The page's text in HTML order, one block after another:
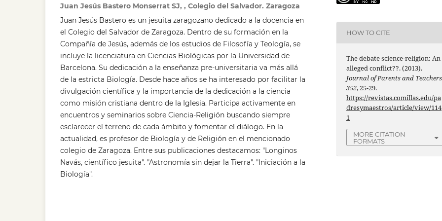
Juan Jesús Bastero Monserrat SJ, , Colegio del Salvador. Zaragoza
Juan Jesús Bastero es un jesuita zaragozano dedicado a la docencia en
el Colegio del Salvador de Zaragoza. Dentro de su formación en la
Compañía de Jesús, además de los estudios de Filosofía y Teología, se
incluye la licenciatura en Ciencias Biológicas por la Universidad de
Barcelona. Su dedicación a la enseñanza pre-universitaria va más allá
de la estricta Biología. Desde hace años se ha interesado por facilitar la
divulgación científica y la importancia de la dedicación a la ciencia
como misión cristiana dentro de la Iglesia. Participa activamente en
encuentros y seminarios sobre Ciencia-Religión buscando siempre
esclarecer el terreno de cada ámbito y fomentar el diálogo. En la
actualidad, es profesor de Biología y de Religión en el mencionado
colegio de Zaragoza. Entre sus publicaciones destacamos: "Longinos
Navás, científico jesuita". "Astronomía sin dejar la Tierra". "Iniciación a la
Biología".
HOW TO CITE
The debate science-religion: An
alleged conflict??. (2013).
Journal of Parents and Teachers
352, 25-29.
https://revistas.comillas.edu/pa
dresymaestros/article/view/114
1
MORE CITATION
FORMATS